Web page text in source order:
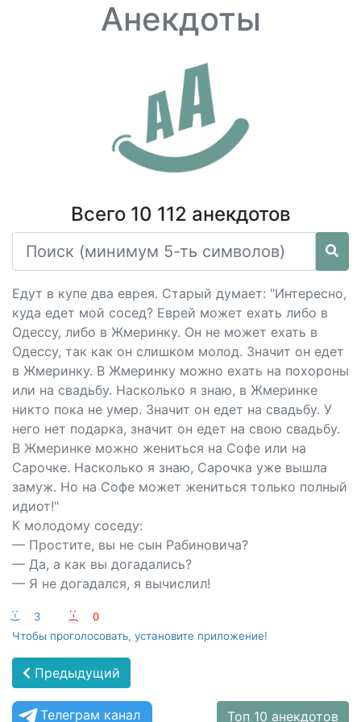
Анекдоты
Всего 10 112 анекдотов
Едут в купе два еврея. Старый думает: "Интересно,
куда едет мой сосед? Еврей может ехать либо в
Одессу, либо в Жмеринку. Он не может ехать в
Одессу, так как он слишком молод. Значит он едет
в Жмеринку. В Жмеринку можно ехать на похороны
или на свадьбу. Насколько я знаю, в Жмеринке
никто пока не умер. Значит он едет на свадьбу. У
него нет подарка, значит он едет на свою свадьбу.
В Жмеринке можно жениться на Софе или на
Сарочке. Насколько я знаю, Сарочка уже вышла
замуж. Но на Софе может жениться только полный
идиот!"
К молодому соседу:
— Простите, вы не сын Рабиновича?
— Да, а как вы догадались?
— Я не догадался, я вычислил!
:-) 3 :-(
0
Чтобы проголосовать, установите приложение!
Предыдущий
Телеграм канал Топ 10 анекдотов